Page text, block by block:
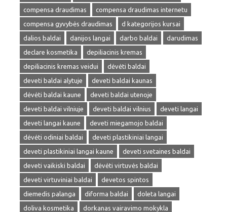
compensa draudimas
compensa draudimas internetu
compensa gyvybės draudimas
d kategorijos kursai
dalios baldai
danijos langai darbo baldai
darudimas
declare kosmetika
depiliacinis kremas
depiliacinis kremas veidui
dėvėti baldai
deveti baldai alytuje
deveti baldai kaunas
dėvėti baldai kaune
deveti baldai utenoje
deveti baldai vilniuje
deveti baldai vilnius
deveti langai
deveti langai kaune
deveti miegamojo baldai
dėvėti odiniai baldai
deveti plastikiniai langai
deveti plastikiniai langai kaune
deveti svetaines baldai
deveti vaikiski baldai
dėvėti virtuvės baldai
deveti virtuviniai baldai
devetos spintos
diemedis palanga
diforma baldai
doleta langai
doliva kosmetika
dorkanas vairavimo mokykla